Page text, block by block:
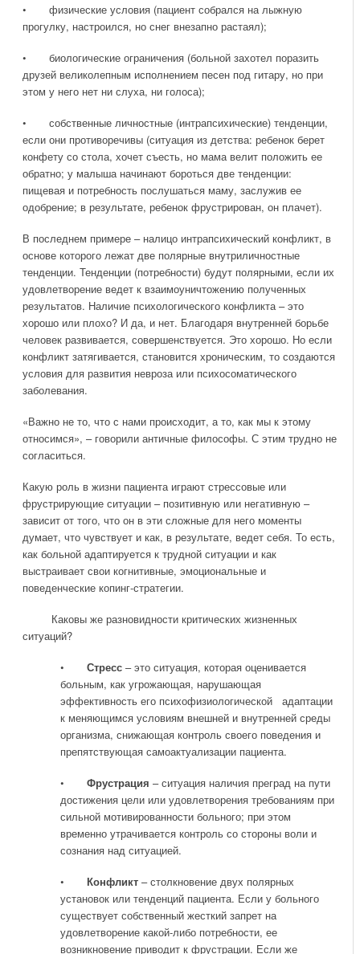
• физические условия (пациент собрался на лыжную
прогулку, настроился, но снег внезапно растаял);
• биологические ограничения (больной захотел поразить
друзей великолепным исполнением песен под гитару, но при
этом у него нет ни слуха, ни голоса);
• собственные личностные (интрапсихические) тенденции,
если они противоречивы (ситуация из детства: ребенок берет
конфету со стола, хочет съесть, но мама велит положить ее
обратно; у малыша начинают бороться две тенденции:
пищевая и потребность послушаться маму, заслужив ее
одобрение; в результате, ребенок фрустрирован, он плачет).
В последнем примере – налицо интрапсихический конфликт, в
основе которого лежат две полярные внутриличностные
тенденции. Тенденции (потребности) будут полярными, если их
удовлетворение ведет к взаимоуничтожению полученных
результатов. Наличие психологического конфликта – это
хорошо или плохо? И да, и нет. Благодаря внутренней борьбе
человек развивается, совершенствуется. Это хорошо. Но если
конфликт затягивается, становится хроническим, то создаются
условия для развития невроза или психосоматического
заболевания.
«Важно не то, что с нами происходит, а то, как мы к этому
относимся», – говорили античные философы. С этим трудно не
согласиться.
Какую роль в жизни пациента играют стрессовые или
фрустрирующие ситуации – позитивную или негативную –
зависит от того, что он в эти сложные для него моменты
думает, что чувствует и как, в результате, ведет себя. То есть,
как больной адаптируется к трудной ситуации и как
выстраивает свои когнитивные, эмоциональные и
поведенческие копинг-стратегии.
Каковы же разновидности критических жизненных
ситуаций?
•Стресс – это ситуация, которая оценивается
больным, как угрожающая, нарушающая
эффективность его психофизиологической адаптации
к меняющимся условиям внешней и внутренней среды
организма, снижающая контроль своего поведения и
препятствующая самоактуализации пациента.
•Фрустрация – ситуация наличия преград на пути
достижения цели или удовлетворения требованиям при
сильной мотивированности больного; при этом
временно утрачивается контроль со стороны воли и
сознания над ситуацией.
•Конфликт – столкновение двух полярных
установок или тенденций пациента. Если у больного
существует собственный жесткий запрет на
удовлетворение какой-либо потребности, ее
возникновение приводит к фрустрации. Если же